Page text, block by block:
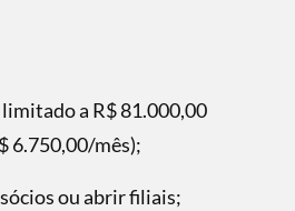
a R$ 81.000,00
6.750,00/mês);
ou abrir filiais;